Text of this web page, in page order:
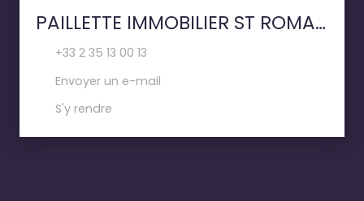
PAILLETTE IMMOBILIER ST ROMAIN DE COLBOSC
+33 2 35 13 00 13
Envoyer un e-mail
S'y rendre